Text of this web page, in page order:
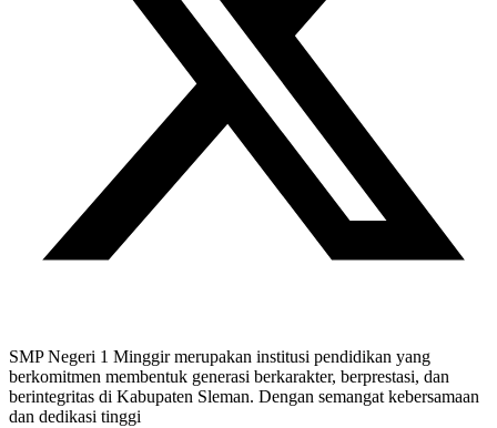
SMP Negeri 1 Minggir merupakan institusi pendidikan yang
berkomitmen membentuk generasi berkarakter, berprestasi, dan
berintegritas di Kabupaten Sleman. Dengan semangat kebersamaan
dan dedikasi tinggi